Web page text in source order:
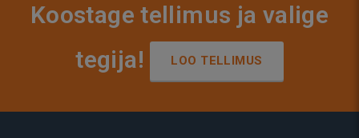
Koostage tellimus ja valige
tegija!
LOO TELLIMUS